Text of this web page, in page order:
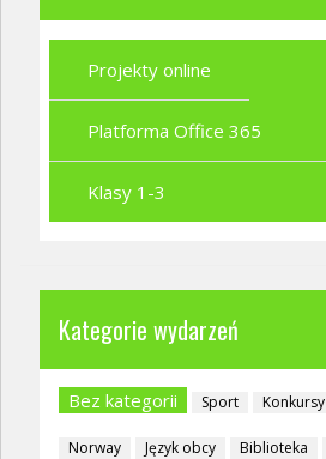
Projekty online
Platforma Office 365
Klasy 1-3
Kategorie wydarzeń
Bez kategorii Sport Konkursy
Norway Język obcy Biblioteka